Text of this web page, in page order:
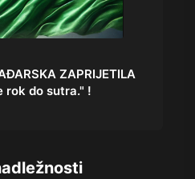
ZAPRIJETILA
rok do sutra." !